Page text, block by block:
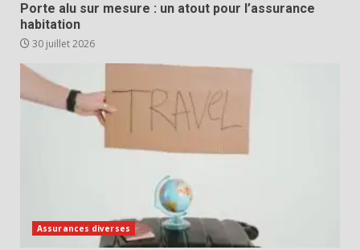
Porte alu sur mesure : un atout pour l’assurance
habitation
30 juillet 2026
Assurances diverses